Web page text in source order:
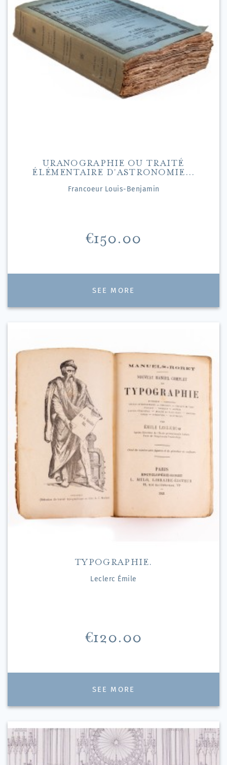
URANOGRAPHIE OU TRAITÉ
ÉLÉMENTAIRE D'ASTRONOMIE...
Francoeur Louis-Benjamin
Price
€150.00
SEE MORE
TYPOGRAPHIE.
Leclerc Émile
Price
€120.00
SEE MORE